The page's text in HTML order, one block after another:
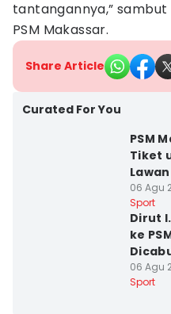
tantangannya,”
PSM Makassar.
Share Article
Curated For You
PSM
Tiket
06 Agu
Sport
Dirut
ke
06 Agu
Sport